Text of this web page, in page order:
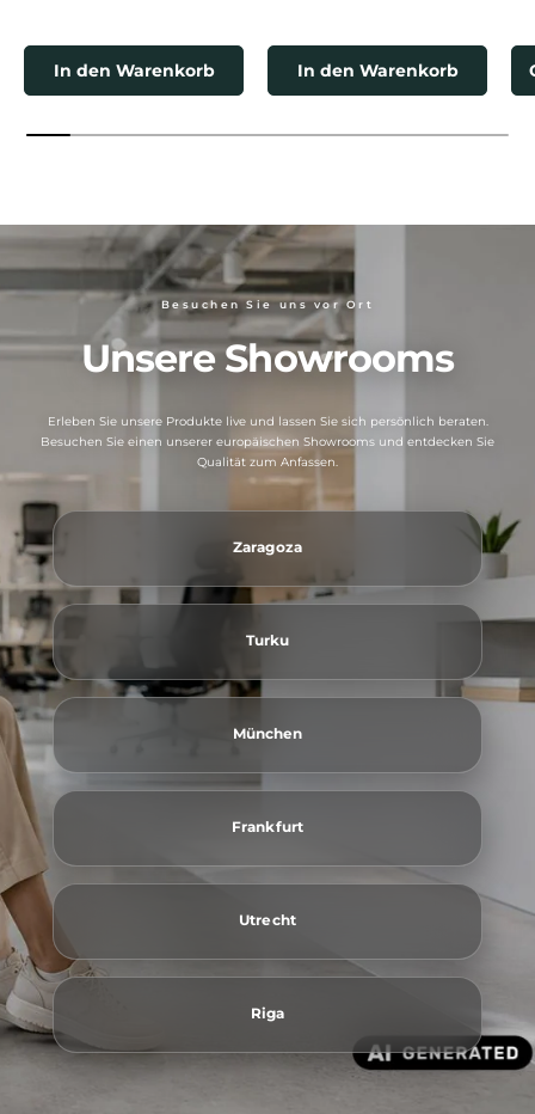
In den Warenkorb In den Warenkorb
Besuchen Sie uns vor Ort
Unsere Showrooms
Erleben Sie unsere Produkte live und lassen Sie sich persönlich beraten.
Besuchen Sie einen unserer europäischen Showrooms und entdecken Sie
Qualität zum Anfassen.
Zaragoza
Turku
München
Frankfurt
Utrecht
Riga